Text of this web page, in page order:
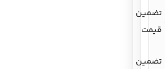
تضمین
قیمت
تضمین